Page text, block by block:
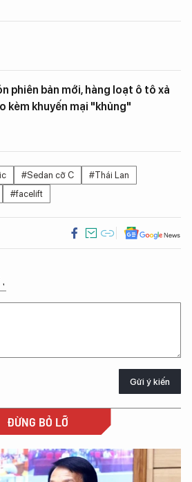
phiên bản mới, hàng loạt ô tô xả
kèm khuyến mại "khủng"
#Sedan cỡ C
#Thái Lan
#facelift
Gửi ý kiến
ĐỪNG BỎ LỠ